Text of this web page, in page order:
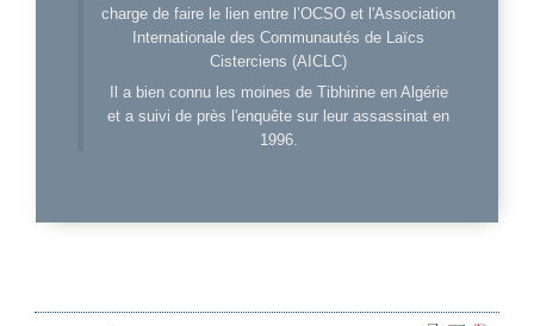
charge de faire le lien entre l’OCSO et l'Association
Internationale des Communautés de Laïcs
Cisterciens (AICLC)
Il a bien connu les moines de Tibhirine en Algérie
et a suivi de près l'enquête sur leur assassinat en
1996.